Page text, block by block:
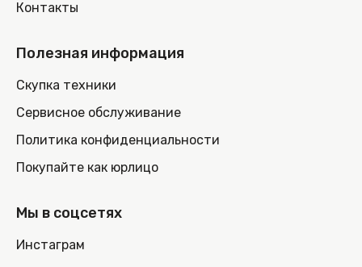
Контакты
Полезная информация
Скупка техники
Сервисное обслуживание
Политика конфиденциальности
Покупайте как юрлицо
Мы в соцсетях
Инстаграм